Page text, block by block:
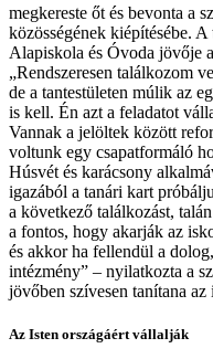
megkereste őt és bevonta a
közösségének kiépítésébe.
Alapiskola és Óvoda jövője
„Rendszeresen találkozom
de a tantestületen múlik az
is kell. Én azt a feladatot
Vannak a jelöltek között
voltunk egy csapatformáló
Húsvét és karácsony
igazából a tanári kart
a következő találkozást,
a fontos, hogy akarják az
és akkor ha fellendül a
intézmény” – nyilatkozta a
jövőben szívesen tanítana az
Az Isten országáért vállalják